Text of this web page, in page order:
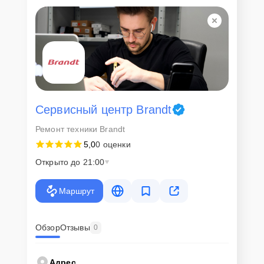
Для всех клиентов действуют демократичные и фиксированные
цены. Конечная стоимость работ обсуждается с клиентом и не в
коем случае не может измениться в процессе работ. Сервис не
навязывает клиентам дополнительные услуги и не
предусматривает скрытые платежи. Рассчитать предварительную
стоимость ремонта можно с помощью нашегоКалькулятора
Скорость диагностики и
ремонта
Наша компания ценит время клиентов и понимает важность
оперативного решения любых вопросов. В среднем, ремонт
клиент сможет забрать свой гаджет в этот же день. При
Внимание! Устройство отправляется на ремонт только после
согласования вариантов запчастей и стоимости ремонта с
изменена в процессе или после завершения работ.
Сервисный центр Brandt
Ремонт техники Brandt
5,00 оценки
Открыто до 21:00
Маршрут
ОбзорОтзывы 0
Адрес